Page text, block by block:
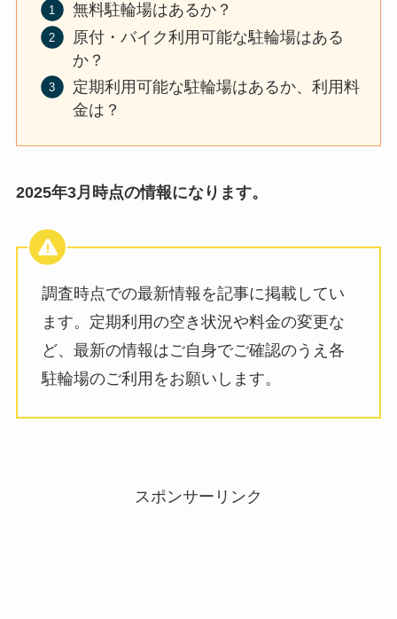
無料駐輪場はあるか？
原付・バイク利用可能な駐輪場はある
か？
定期利用可能な駐輪場はあるか、利用料
金は？
2025年3月時点の情報になります。
調査時点での最新情報を記事に掲載してい
ます。定期利用の空き状況や料金の変更な
ど、最新の情報はご自身でご確認のうえ各
駐輪場のご利用をお願いします。
スポンサーリンク